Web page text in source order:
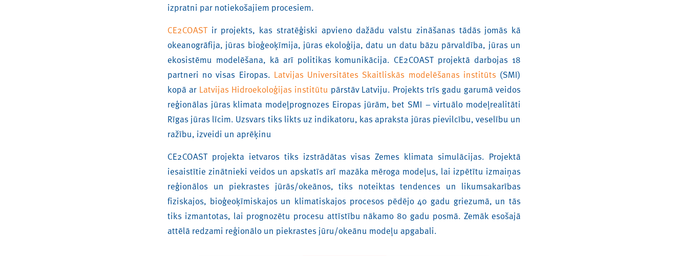
izpratni par notiekošajiem procesiem.
CE2COASTir projekts, kas stratēģiski apvieno dažādu valstu zināšanas tādās jomās kā
okeanogrāfija, jūras bioģeoķīmija, jūras ekoloģija, datu un datu bāzu pārvaldība, jūras un
ekosistēmu modelēšana, kā arī politikas komunikācija. CE2COAST projektā darbojas 18
partneri no visas Eiropas. Latvijas Universitātes Skaitliskās modelēšanas institūts(SMI)
kopā ar Latvijas Hidroekoloģijas institūtu pārstāv Latviju. Projekts trīs gadu garumā veidos
reģionālas jūras klimata modeļprognozes Eiropas jūrām, bet SMI – virtuālo modeļrealitāti
Rīgas jūras līcim. Uzsvars tiks likts uz indikatoru, kas apraksta jūras pievilcību, veselību un
ražību, izveidi un aprēķinu
CE2COAST projekta ietvaros tiks izstrādātas visas Zemes klimata simulācijas. Projektā
iesaistītie zinātnieki veidos un apskatīs arī mazāka mēroga modeļus, lai izpētītu izmaiņas
reģionālos un piekrastes jūrās/okeānos, tiks noteiktas tendences un likumsakarības
fiziskajos, bioģeoķīmiskajos un klimatiskajos procesos pēdējo 40 gadu griezumā, un tās
tiks izmantotas, lai prognozētu procesu attīstību nākamo 80 gadu posmā. Zemāk esošajā
attēlā redzami reģionālo un piekrastes jūru/okeānu modeļu apgabali.